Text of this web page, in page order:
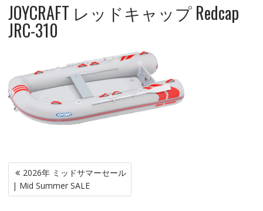
JOYCRAFT レッドキャップ Redcap
JRC-310
投
稿
ナ
2026年 ミッドサマーセール
| Mid Summer SALE